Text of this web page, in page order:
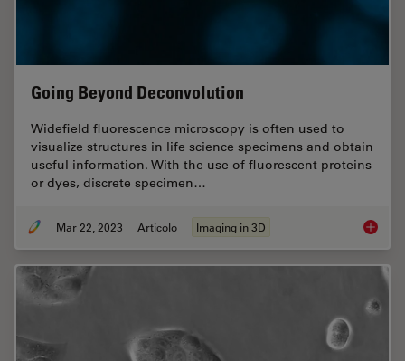
Going Beyond Deconvolution
Widefield fluorescence microscopy is often used to
visualize structures in life science specimens and obtain
useful information. With the use of fluorescent proteins
or dyes, discrete specimen…
Mar 22, 2023 Articolo Imaging in 3D Going